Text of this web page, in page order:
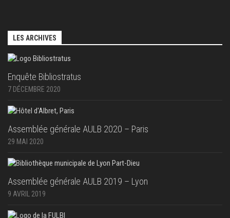
LES ARCHIVES
Enquête Bibliostratus
7 DÉCEMBRE 2020
Assemblée générale AULB 2020 – Paris
29 MAI 2020
Assemblée générale AULB 2019 – Lyon
9 AVRIL 2019